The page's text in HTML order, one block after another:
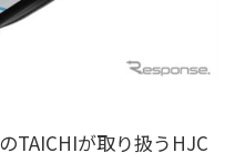
TAICHIが取り扱うHJC